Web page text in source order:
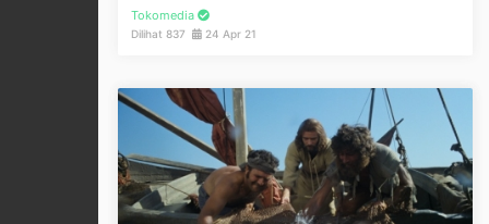
Tokomedia
Dilihat 837 24 Apr 21